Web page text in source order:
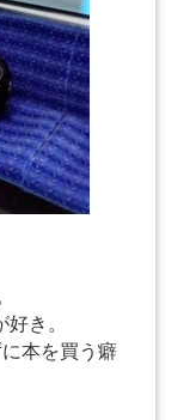
き。
本を買う癖